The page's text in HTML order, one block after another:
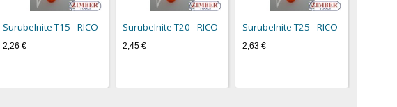
Surubelnite Т15 - RICO
2,26 €
Surubelnite Т20 - RICO
2,45 €
Surubelnite Т25 - RICO
2,63 €